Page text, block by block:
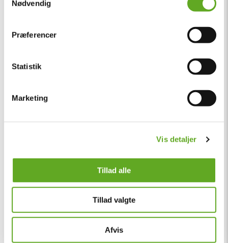
Nødvendig
Præferencer
Statistik
Marketing
Vis detaljer
Tillad alle
Tillad valgte
Afvis